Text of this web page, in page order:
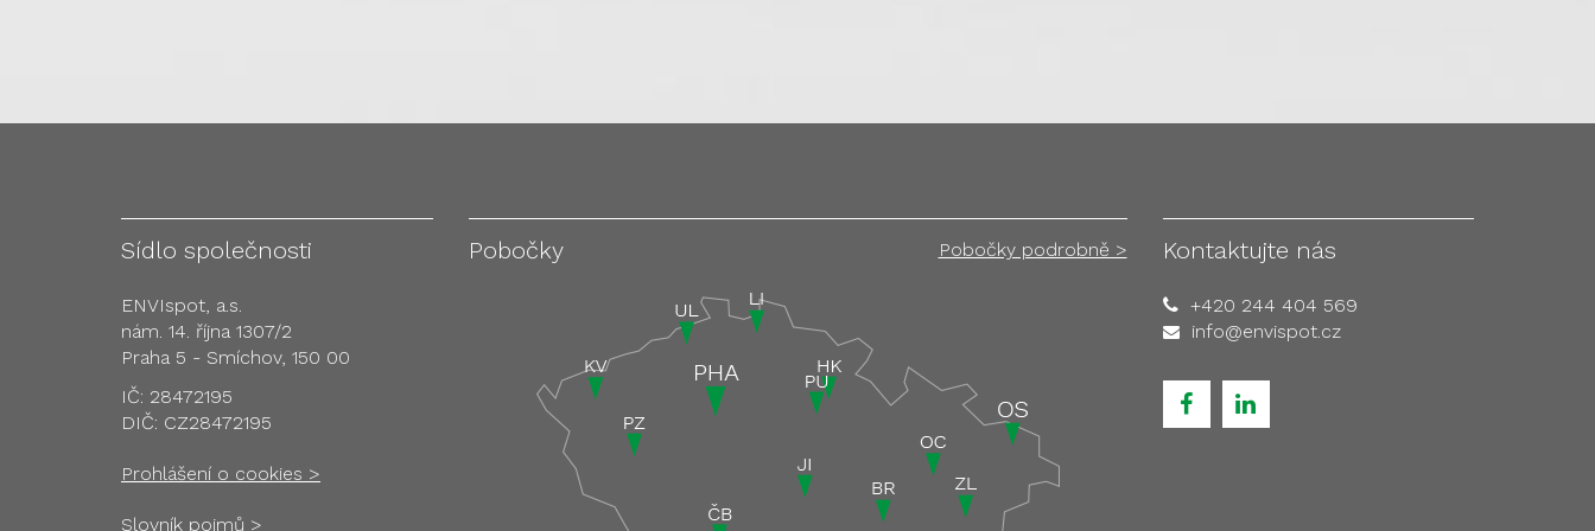
Sídlo společnosti
ENVIspot, a.s.
nám. 14. října 1307/2
Praha 5 - Smíchov, 150 00
IČ: 28472195
DIČ: CZ28472195
Prohlášení o cookies >
Slovník pojmů >
Pobočky Pobočky podrobně > Kontaktujte nás
+420 244 404 569
info@envispot.cz